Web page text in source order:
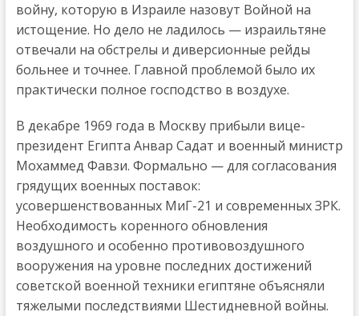
войну, которую в Израиле назовут Войной на
истощение. Но дело не ладилось — израильтяне
отвечали на обстрелы и диверсионные рейды
больнее и точнее. Главной проблемой было их
практически полное господство в воздухе.
В декабре 1969 года в Москву прибыли вице-
президент Египта Анвар Садат и военный министр
Мохаммед Фавзи. Формально — для согласования
грядущих военных поставок:
усовершенствованных МиГ-21 и современных ЗРК.
Необходимость коренного обновления
воздушного и особенно противовоздушного
вооружения на уровне последних достижений
советской военной техники египтяне объясняли
тяжелыми последствиями Шестидневной войны.